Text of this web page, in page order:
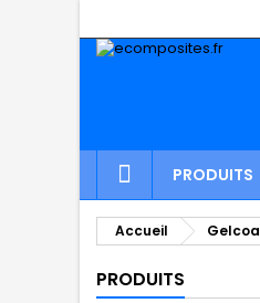
PRODUITS
Accueil
PRODUITS